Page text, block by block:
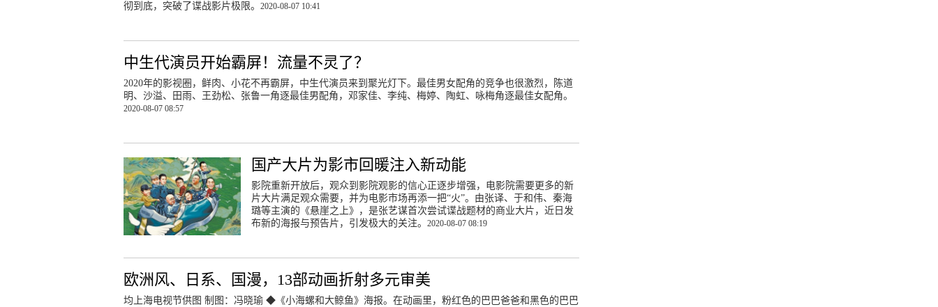
彻到底，突破了谍战影片极限。 2020-08-07 10:41
中生代演员开始霸屏！流量不灵了？
2020年的影视圈，鲜肉、小花不再霸屏，中生代演员来到聚光灯下。最佳男女配角的竞争也很激烈，陈道
明、沙溢、田雨、王劲松、张鲁一角逐最佳男配角，邓家佳、李纯、梅婷、陶虹、咏梅角逐最佳女配角。
2020-08-07 08:57
国产大片为影市回暖注入新动能
影院重新开放后，观众到影院观影的信心正逐步增强，电影院需要更多的新
片大片满足观众需要，并为电影市场再添一把“火”。由张译、于和伟、秦海
璐等主演的《悬崖之上》，是张艺谋首次尝试谍战题材的商业大片，近日发
布新的海报与预告片，引发极大的关注。2020-08-07 08:19
欧洲风、日系、国漫，13部动画折射多元审美
均上海电视节供图 制图：冯晓瑜 ◆《小海螺和大鲸鱼》海报。在动画里，粉红色的巴巴爸爸和黑色的巴巴